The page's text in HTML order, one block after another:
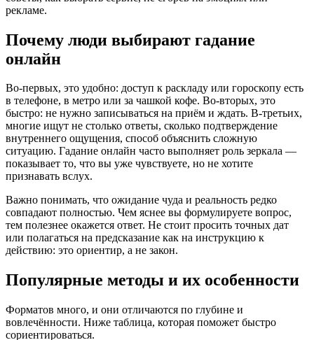
рекламе.
Почему люди выбирают гадание
онлайн
Во-первых, это удобно: доступ к раскладу или гороскопу есть
в телефоне, в метро или за чашкой кофе. Во-вторых, это
быстро: не нужно записываться на приём и ждать. В-третьих,
многие ищут не столько ответы, сколько подтверждение
внутреннего ощущения, способ объяснить сложную
ситуацию. Гадание онлайн часто выполняет роль зеркала —
показывает то, что вы уже чувствуете, но не хотите
признавать вслух.
Важно понимать, что ожидание чуда и реальность редко
совпадают полностью. Чем яснее вы формулируете вопрос,
тем полезнее окажется ответ. Не стоит просить точных дат
или полагаться на предсказание как на инструкцию к
действию: это ориентир, а не закон.
Популярные методы и их особенности
Форматов много, и они отличаются по глубине и
вовлечённости. Ниже таблица, которая поможет быстро
сориентироваться.